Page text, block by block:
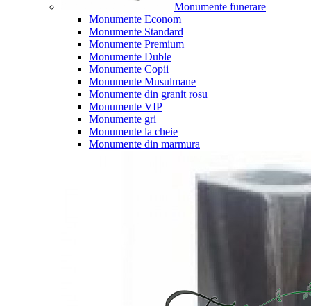
Monumente funerare
Monumente Econom
Monumente Standard
Monumente Premium
Monumente Duble
Monumente Copii
Monumente Musulmane
Monumente din granit rosu
Monumente VIP
Monumente gri
Monumente la cheie
Monumente din marmura